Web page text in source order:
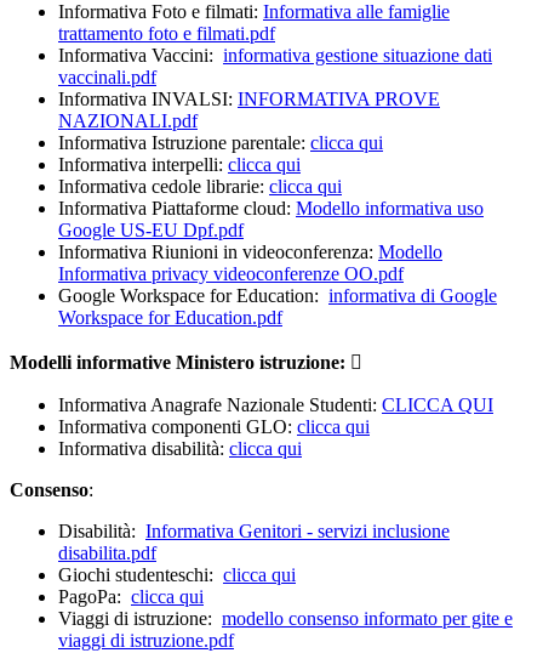
Informativa Foto e filmati: Informativa alle famiglie
trattamento foto e filmati.pdf
Informativa Vaccini: informativa gestione situazione dati
vaccinali.pdf
Informativa INVALSI: INFORMATIVA PROVE
NAZIONALI.pdf
Informativa Istruzione parentale: clicca qui
Informativa interpelli: clicca qui
Informativa cedole librarie: clicca qui
Informativa Piattaforme cloud: Modello informativa uso
Google US-EU Dpf.pdf
Informativa Riunioni in videoconferenza: Modello
Informativa privacy videoconferenze OO.pdf
Google Workspace for Education: informativa di Google
Workspace for Education.pdf
Modelli informative Ministero istruzione: 
Informativa Anagrafe Nazionale Studenti: CLICCA QUI
Informativa componenti GLO: clicca qui
Informativa disabilità: clicca qui
Consenso:
Disabilità: Informativa Genitori - servizi inclusione
disabilita.pdf
Giochi studenteschi: clicca qui
PagoPa: clicca qui
Viaggi di istruzione: modello consenso informato per gite e
viaggi di istruzione.pdf